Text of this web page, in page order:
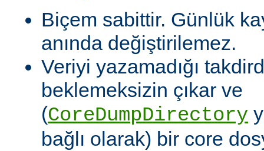
Biçem sabittir. Günlük
anında değiştirilemez.
Veriyi yazamadığı
beklemeksizin çıkar ve
(CoreDumpDirectory
bağlı olarak) bir core